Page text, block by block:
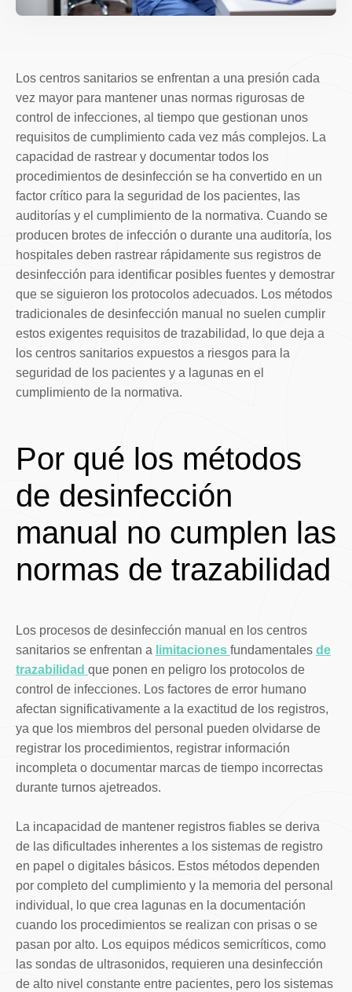
Los centros sanitarios se enfrentan a una presión cada
vez mayor para mantener unas normas rigurosas de
control de infecciones, al tiempo que gestionan unos
requisitos de cumplimiento cada vez más complejos. La
capacidad de rastrear y documentar todos los
procedimientos de desinfección se ha convertido en un
factor crítico para la seguridad de los pacientes, las
auditorías y el cumplimiento de la normativa. Cuando se
producen brotes de infección o durante una auditoría, los
hospitales deben rastrear rápidamente sus registros de
desinfección para identificar posibles fuentes y demostrar
que se siguieron los protocolos adecuados. Los métodos
tradicionales de desinfección manual no suelen cumplir
estos exigentes requisitos de trazabilidad, lo que deja a
los centros sanitarios expuestos a riesgos para la
seguridad de los pacientes y a lagunas en el
cumplimiento de la normativa.
Por qué los métodos
de desinfección
manual no cumplen las
normas de trazabilidad
Los procesos de desinfección manual en los centros
sanitarios se enfrentan a limitaciones fundamentales de
trazabilidad que ponen en peligro los protocolos de
control de infecciones. Los factores de error humano
afectan significativamente a la exactitud de los registros,
ya que los miembros del personal pueden olvidarse de
registrar los procedimientos, registrar información
incompleta o documentar marcas de tiempo incorrectas
durante turnos ajetreados.
La incapacidad de mantener registros fiables se deriva
de las dificultades inherentes a los sistemas de registro
en papel o digitales básicos. Estos métodos dependen
por completo del cumplimiento y la memoria del personal
individual, lo que crea lagunas en la documentación
cuando los procedimientos se realizan con prisas o se
pasan por alto. Los equipos médicos semicríticos, como
las sondas de ultrasonidos, requieren una desinfección
de alto nivel constante entre pacientes, pero los sistemas